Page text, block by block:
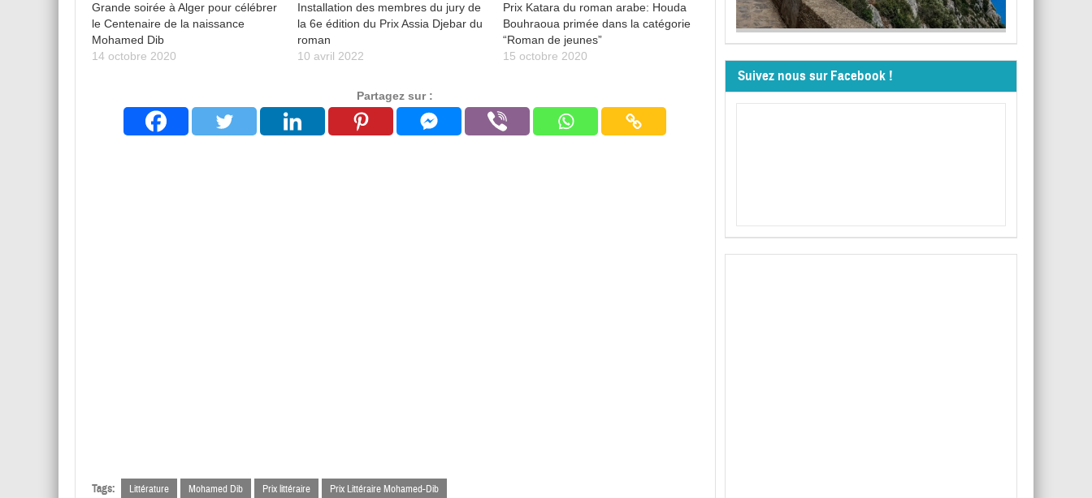
Grande soirée à Alger pour célébrer
le Centenaire de la naissance
Mohamed Dib
14 octobre 2020
Installation des membres du jury de
la 6e édition du Prix Assia Djebar du
roman
10 avril 2022
Prix Katara du roman arabe: Houda
Bouhraoua primée dans la catégorie
“Roman de jeunes”
15 octobre 2020
Partagez sur :
Tags: Littérature Mohamed Dib Prix littéraire Prix Littéraire Mohamed-Dib
Suivez nous sur Facebook !